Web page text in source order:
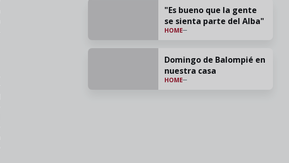
"Es bueno que la gente
se sienta parte del Alba"
HOME
Domingo de Balompié en
nuestra casa
HOME